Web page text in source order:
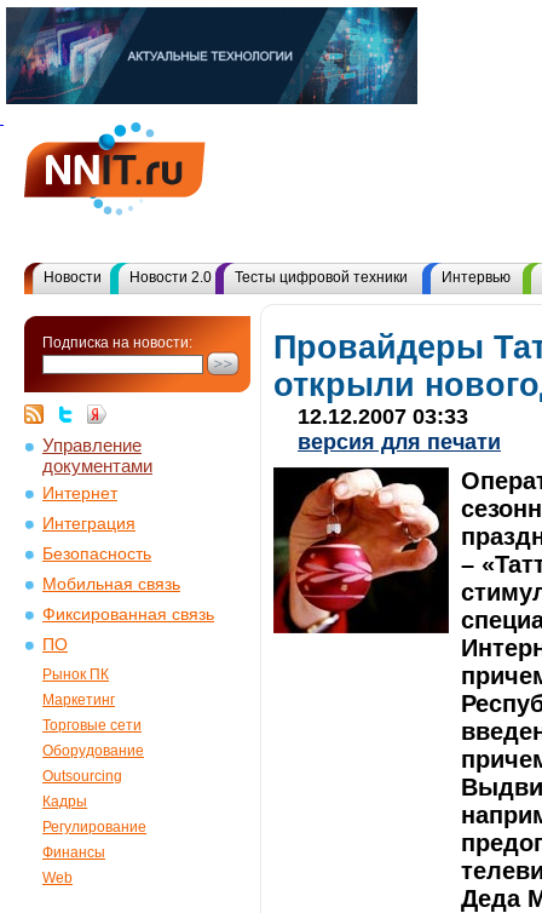
Новости Новости 2.0 Тесты цифровой техники Интервью
Подписка на новости:
Управление
документами
Интернет
Интеграция
Безопасность
Мобильная связь
Фиксированная связь
ПО
Рынок ПК
Маркетинг
Торговые сети
Оборудование
Outsourcing
Кадры
Регулирование
Финансы
Web
Провайдеры
открыли
12.12.2007 03:33
версия для печати
–
Деда